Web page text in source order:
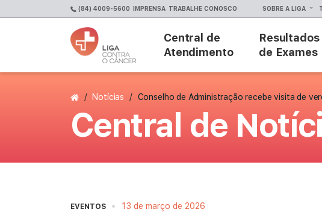
(84) 4009-5600 IMPRENSA TRABALHE CONOSCO SOBRE A LIGA
Central de
Atendimento
Resultados
de Exames
Página Inicial
/ Notícias / Conselho de Administração recebe visita de
Central de
EVENTOS • 13 de março de 2026